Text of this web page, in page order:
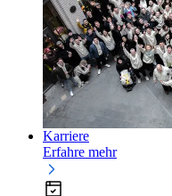
Karriere
Erfahre mehr